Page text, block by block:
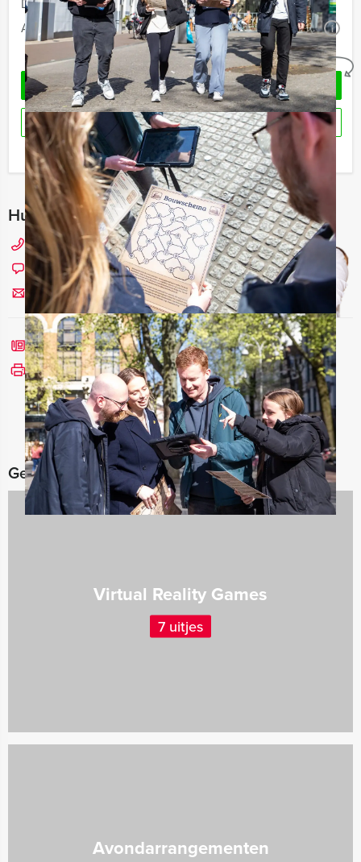
Aantal:
Minimaal 12 personen i
Geheel vrijblijvend
VRAAG VRIJBLIJVEND OFFERTE AAN
RESERVEREN
Ik heb een vraag over dit uitje
Hulp nodig bij het kiezen?
0229 - 309 000
Chat met Angela
Stuur ons een mailtje
Bel mij terug
Bekijk printbare versie
Gerelateerde categorieën
Virtual Reality Games
7 uitjes
Avondarrangementen